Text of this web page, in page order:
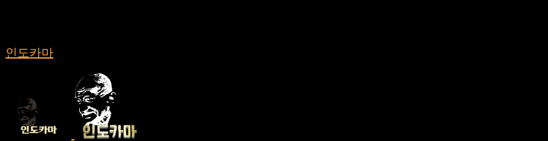
인도카마